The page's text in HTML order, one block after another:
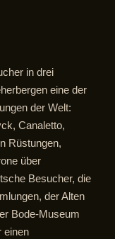
in drei
eine der
der Welt:
Canaletto,
Rüstungen,
über
Besucher, die
der Alten
Bode-Museum
einen